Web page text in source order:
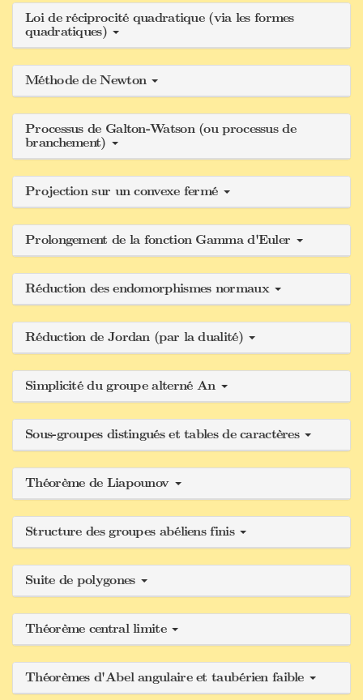
Loi de réciprocité quadratique (via les formes
quadratiques)
Méthode de Newton
Processus de Galton-Watson (ou processus de
branchement)
Projection sur un convexe fermé
Prolongement de la fonction Gamma d'Euler
Réduction des endomorphismes normaux
Réduction de Jordan (par la dualité)
Simplicité du groupe alterné An
Sous-groupes distingués et tables de caractères
Théorème de Liapounov
Structure des groupes abéliens finis
Suite de polygones
Théorème central limite
Théorèmes d'Abel angulaire et taubérien faible